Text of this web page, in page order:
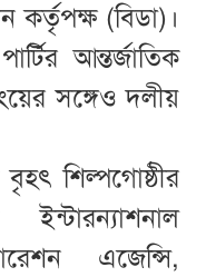
কর্তৃপক্ষ (বিডা)।
আন্তর্জাতিক
সঙ্গেও দলীয়
বৃহৎ শিল্পগোষ্ঠীর
এজেন্সি,